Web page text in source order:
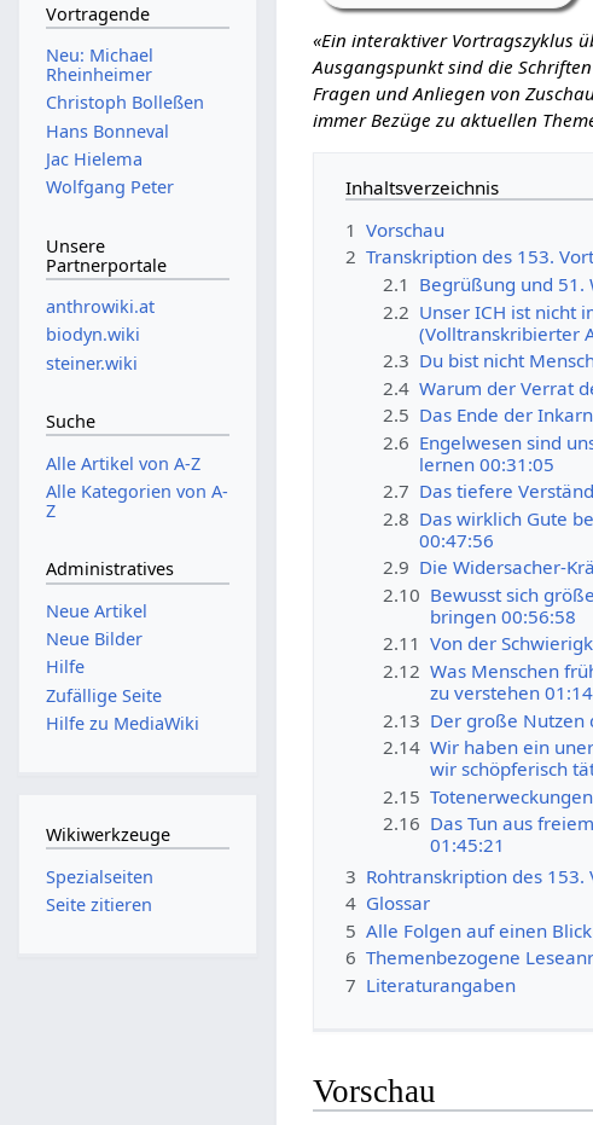
«Ein interaktiver Vortragszyklus
Ausgangspunkt sind die
Fragen und Anliegen von
immer Bezüge zu aktuellen
Inhaltsverzeichnis
1 Vorschau
2 Transkription des 153.
2.1 Begrüßung und 51.
2.2 Unser ICH ist nicht
(Volltranskribierter
2.3 Du bist nicht
2.4 Warum der Verrat
2.5 Das Ende der
2.6 Engelwesen sind
lernen 00:31:05
2.7 Das tiefere
2.8 Das wirklich Gute
00:47:56
2.9 Die Widersacher-
2.10 Bewusst sich
bringen 00:56:58
2.11 Von der
2.12 Was Menschen
zu verstehen
2.13 Der große Nutzen
2.14 Wir haben ein
wir schöpferisch
2.15
2.16 Das Tun aus
01:45:21
3 Rohtranskription des 153.
4 Glossar
5 Alle Folgen auf einen Blick
6 Themenbezogene
7 Literaturangaben
Vorschau
Vortragende
Neu: Michael
Rheinheimer
Christoph Bolleßen
Hans Bonneval
Jac Hielema
Wolfgang Peter
Unsere
Partnerportale
anthrowiki.at
biodyn.wiki
steiner.wiki
Suche
Alle Artikel von A-Z
Alle Kategorien von A-
Z
Administratives
Neue Artikel
Neue Bilder
Hilfe
Zufällige Seite
Hilfe zu MediaWiki
Wikiwerkzeuge
Spezialseiten
Seite zitieren